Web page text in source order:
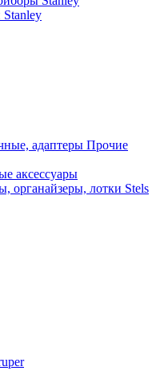
адаптеры Прочие
аксессуары
органайзеры, лотки Stels